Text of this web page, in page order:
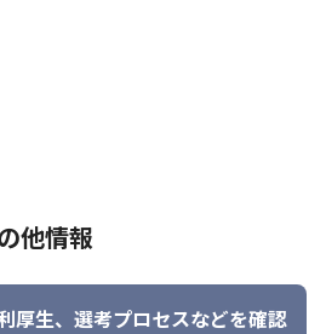
他情報
厚生、 選考プロセスなどを確認